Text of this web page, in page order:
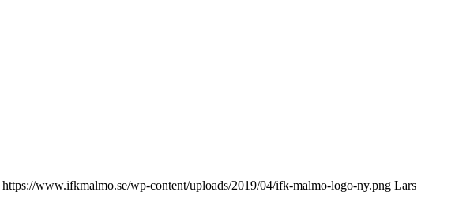
https://www.ifkmalmo.se/wp-content/uploads/2019/04/ifk-malmo-logo-ny.png Lars